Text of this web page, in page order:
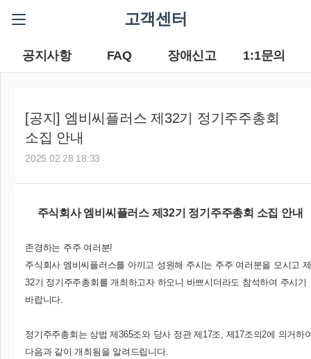
고객센터
공지사항 FAQ 장애신고 1:1문의
[공지] 엠비씨플러스 제32기 정기주주총회
소집 안내
2025.02.28 18:33
주식회사 엠비씨플러스 제32기 정기주주총회 소집 안내
존경하는 주주 여러분!
주식회사 엠비씨플러스를 아끼고 성원해 주시는 주주 여러분을 모시고 제
32기 정기주주총회를 개최하고자 하오니 바쁘시더라도 참석하여 주시기
바랍니다.
정기주주총회는 상법 제365조와 당사 정관 제17조, 제17조의2에 의거하
다음과 같이 개최됨을 알려드립니다.